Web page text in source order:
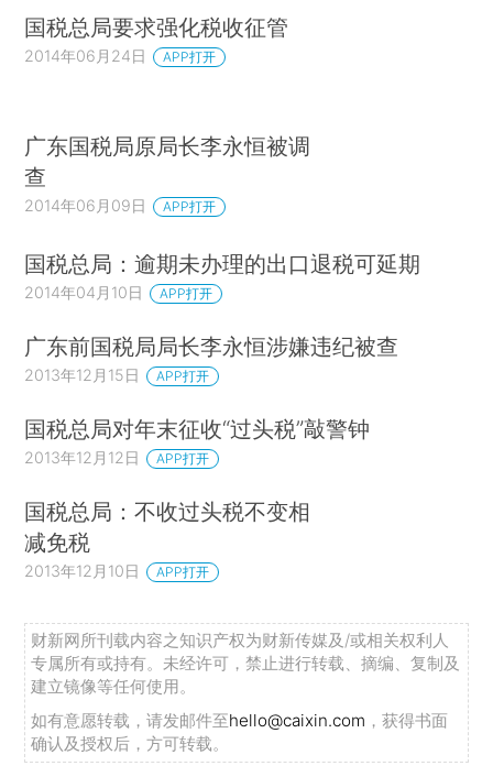
国税总局要求强化税收征管
2014年06月24日 APP打开
广东国税局原局长李永恒被调
查
2014年06月09日 APP打开
国税总局：逾期未办理的出口退税可延期
2014年04月10日 APP打开
广东前国税局局长李永恒涉嫌违纪被查
2013年12月15日 APP打开
国税总局对年末征收“过头税”敲警钟
2013年12月12日 APP打开
国税总局：不收过头税不变相
减免税
2013年12月10日 APP打开
财新网所刊载内容之知识产权为财新传媒及/或相关权利人
专属所有或持有。未经许可，禁止进行转载、摘编、复制及
建立镜像等任何使用。
如有意愿转载，请发邮件至hello@caixin.com ，获得书面
确认及授权后，方可转载。